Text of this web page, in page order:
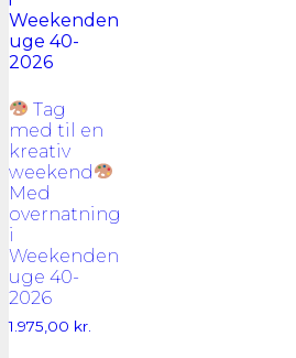
Tag
med til en
kreativ
weekend
Med
overnatning
i
Weekenden
uge 40-
2026
1.975,00 kr.